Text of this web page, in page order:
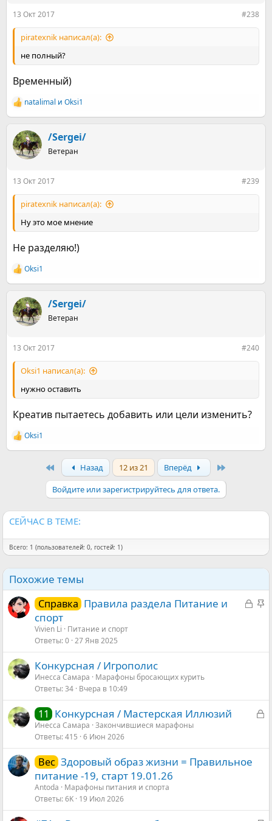
13 Окт 2017 #238
piratexnik написал(а):
не полный?
Временный)
Р
е
к
ц
и
natalimal и Оksi1
/Sergei/
Ветеран
13 Окт 2017 #239
piratexnik написал(а):
Ну это мое мнение
Не разделяю!)
Р
е
к
ц
и
Оksi1
/Sergei/
Ветеран
13 Окт 2017 #240
Оksi1 написал(а):
нужно оставить
Креатив пытаетесь добавить или цели изменить?
Р
е
Оksi1
Назад 12 из 21 Вперёд
Войдите или зарегистрируйтесь для ответа.
СЕЙЧАС В ТЕМЕ:
Всего: 1 (пользователей: 0, гостей: 1)
Похожие темы
З
ы
З
е
н
Справка Правила раздела Питание и
спорт
Vivien Li
Питание и спорт
Ответы 0 27 Янв 2025
Конкурсная / Игрополис
Инесса Самара
Марафоны бросающих курить
Ответы 34 Вчера в 10:49
З
р
11 Конкурсная / Мастерская Иллюзий
Инесса Самара Закончившиеся марафоны
Ответы 415 6 Июн 2026
Вес Здоровый образ жизни = Правильное
питание -19, старт 19.01.26
Antoda
Марафоны питания и спорта
Ответы 6K 19 Июл 2026